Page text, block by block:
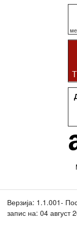
Верзија: 1.1.001-
запис на: 04 август